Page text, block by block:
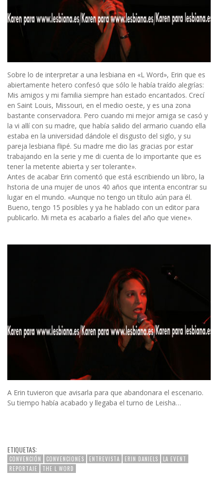
Sobre lo de interpretar a una lesbiana en «L Word», Erin que es
abiertamente hetero confesó que sólo le había traído alegrías:
Mis amigos y mi familia siempre han estado encantados. Crecí
en Saint Louis, Missouri, en el medio oeste, y es una zona
bastante conservadora. Pero cuando mi mejor amiga se casó y
la vi allí con su madre, que había salido del armario cuando ella
estaba en la universidad dándole el disgusto del siglo, y su
pareja lesbiana flipé. Su madre me dio las gracias por estar
trabajando en la serie y me di cuenta de lo importante que es
tener la metente abierta y ser tolerante».
Antes de acabar Erin comentó que está escribiendo un libro, la
hstoria de una mujer de unos 40 años que intenta encontrar su
lugar en el mundo. «Aunque no tengo un título aún para él.
Bueno, tengo 15 posibles y ya he hablado con un editor para
publicarlo. Mi meta es acabarlo a fiales del año que viene».
A Erin tuvieron que avisarla para que abandonara el escenario.
Su tiempo había acabado y llegaba el turno de Leisha…
ETIQUETAS:
CONVENCIÓN CONVENCIONES ENTREVISTA ERIN DANIELS
LA EVENT
REPORTAJE
THE L WORD